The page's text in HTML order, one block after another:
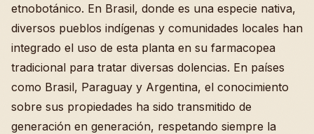
etnobotánico. En Brasil, donde es una especie nativa,
diversos pueblos indígenas y comunidades locales han
integrado el uso de esta planta en su farmacopea
tradicional para tratar diversas dolencias. En países
como Brasil, Paraguay y Argentina, el conocimiento
sobre sus propiedades ha sido transmitido de
generación en generación, respetando siempre la